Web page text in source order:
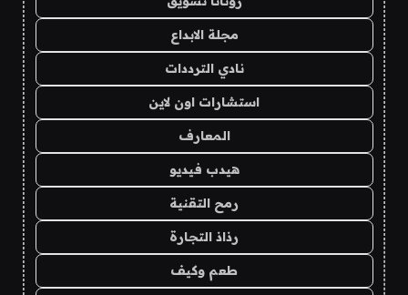
مجلة الابداع
نادي الترددات
استشارات اون لاين
المعارف
هيدب فيديو
رمح التقنية
رذاذ التجارة
طعم وكيف